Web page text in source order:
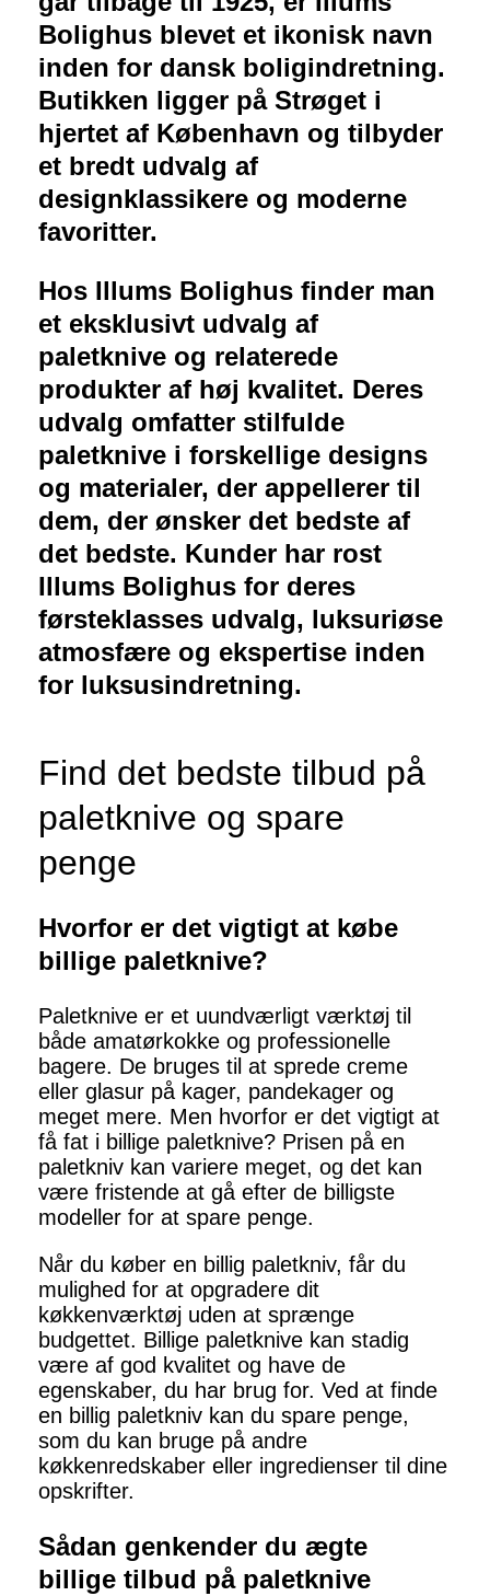
Bolighus blevet et ikonisk navn
inden for dansk boligindretning.
Butikken ligger på Strøget i
hjertet af København og tilbyder
et bredt udvalg af
designklassikere og moderne
favoritter.
Hos Illums Bolighus finder man
et eksklusivt udvalg af
paletknive og relaterede
produkter af høj kvalitet. Deres
udvalg omfatter stilfulde
paletknive i forskellige designs
og materialer, der appellerer til
dem, der ønsker det bedste af
det bedste. Kunder har rost
Illums Bolighus for deres
førsteklasses udvalg, luksuriøse
atmosfære og ekspertise inden
for luksusindretning.
Find det bedste tilbud på
paletknive og spare
penge
Hvorfor er det vigtigt at købe
billige paletknive?
Paletknive er et uundværligt værktøj til
både amatørkokke og professionelle
bagere. De bruges til at sprede creme
eller glasur på kager, pandekager og
meget mere. Men hvorfor er det vigtigt at
få fat i billige paletknive? Prisen på en
paletkniv kan variere meget, og det kan
være fristende at gå efter de billigste
modeller for at spare penge.
Når du køber en billig paletkniv, får du
mulighed for at opgradere dit
køkkenværktøj uden at sprænge
budgettet. Billige paletknive kan stadig
være af god kvalitet og have de
egenskaber, du har brug for. Ved at finde
en billig paletkniv kan du spare penge,
som du kan bruge på andre
køkkenredskaber eller ingredienser til dine
opskrifter.
Sådan genkender du ægte
billige tilbud på paletknive